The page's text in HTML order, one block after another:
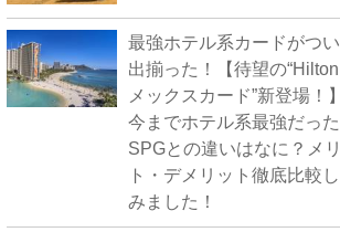
最強ホテル系カードがつ
出揃った！【待望の
メックスカード”新登場！】
今までホテル系最強だった
SPGとの違いはなに？メ
ト・デメリット徹底比較
みました！